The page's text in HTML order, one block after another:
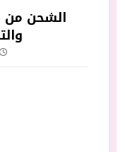
الشحن من